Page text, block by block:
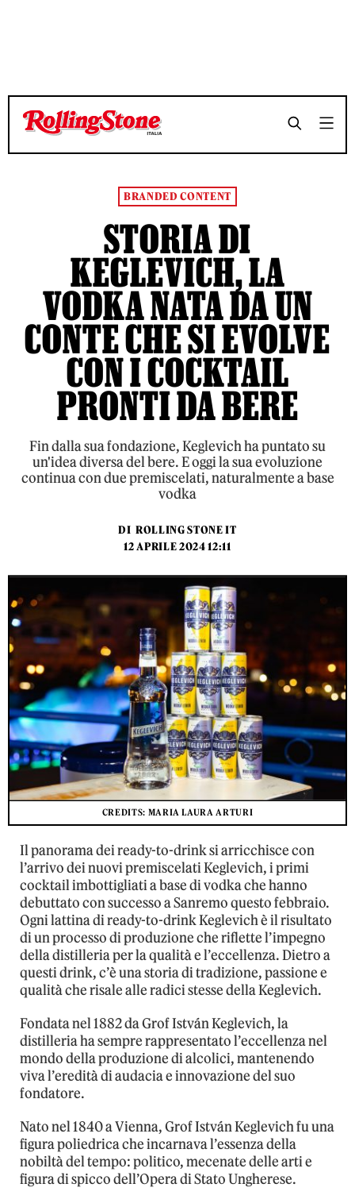
TEMPO DI LETTURA 4 MINUTI SHARE
TEMPO DI LETTURA 4 MINUTI SHARE
BRANDED CONTENT
STORIA DI
KEGLEVICH, LA
VODKA NATA DA UN
CONTE CHE SI EVOLVE
CON I COCKTAIL
PRONTI DA BERE
Fin dalla sua fondazione, Keglevich ha puntato su
un'idea diversa del bere. E oggi la sua evoluzione
continua con due premiscelati, naturalmente a base
vodka
DI ROLLING STONE IT
12 APRILE 2024 12:11
CREDITS: MARIA LAURA ARTURI
Il panorama dei ready-to-drink si arricchisce con
l’arrivo dei nuovi premiscelati Keglevich, i primi
cocktail imbottigliati a base di vodka che hanno
debuttato con successo a Sanremo questo febbraio.
Ogni lattina di ready-to-drink Keglevich è il risultato
di un processo di produzione che riflette l’impegno
della distilleria per la qualità e l’eccellenza. Dietro a
questi drink, c’è una storia di tradizione, passione e
qualità che risale alle radici stesse della Keglevich.
Fondata nel 1882 da Grof István Keglevich, la
distilleria ha sempre rappresentato l’eccellenza nel
mondo della produzione di alcolici, mantenendo
viva l’eredità di audacia e innovazione del suo
fondatore.
Nato nel 1840 a Vienna, Grof István Keglevich fu una
figura poliedrica che incarnava l’essenza della
nobiltà del tempo: politico, mecenate delle arti e
figura di spicco dell’Opera di Stato Ungherese.